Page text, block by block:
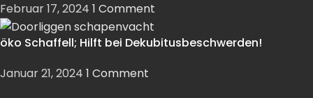
Februar 17, 2024 1 Comment
öko Schaffell; Hilft bei Dekubitusbeschwerden!
Januar 21, 2024 1 Comment